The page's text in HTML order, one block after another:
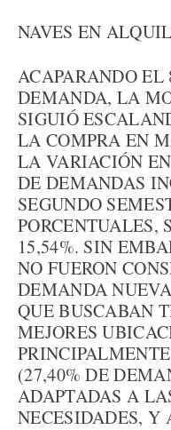
NAVES EN
ACAPARANDO
DEMANDA, LA
SIGUIÓ
LA COMPRA EN
LA VARIACIÓN
DE DEMANDAS
SEGUNDO
PORCENTUALES,
15,54%. SIN
NO FUERON
DEMANDA
QUE BUSCABAN
MEJORES
(27,40% DE
ADAPTADAS A
NECESIDADES, Y